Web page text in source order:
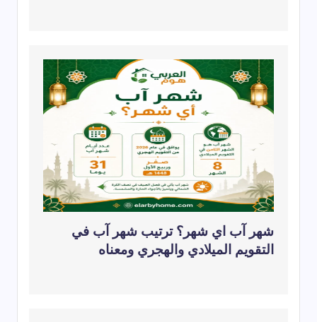
شهر آب اي شهر؟ ترتيب شهر آب في
التقويم الميلادي والهجري ومعناه